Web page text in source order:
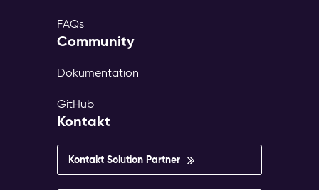
FAQs
Community
Dokumentation
GitHub
Kontakt
Kontakt Solution Partner